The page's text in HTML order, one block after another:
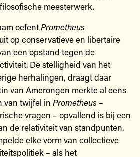
meesterwerk.
oefentPrometheus
op conservatieve en libertaire
een opstand tegen de
De stelligheid van het
herhalingen, draagt daar
van Amerongen merkte al eens
van twijfel in Prometheus –
vragen – opvallend is bij een
de relativiteit van standpunten.
elke vorm van collectieve
– als het